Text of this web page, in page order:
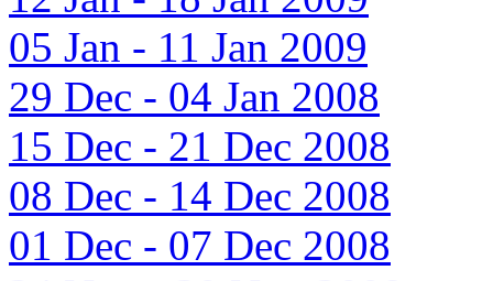
05 Jan - 11 Jan 2009
29 Dec - 04 Jan 2008
15 Dec - 21 Dec 2008
08 Dec - 14 Dec 2008
01 Dec - 07 Dec 2008